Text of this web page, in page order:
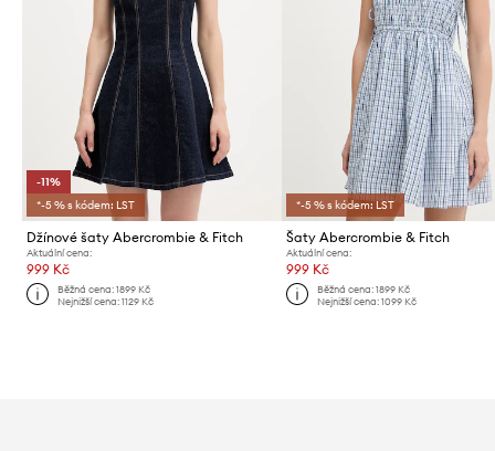
-11%
*-5 % s kódem: LST
Džínové šaty Abercrombie & Fitch
Aktuální cena:
999 Kč
Běžná cena:1899 Kč
Nejnižší cena:1129 Kč
*-5 % s kódem: LST
Šaty Abercrombie & Fitch
Aktuální cena:
999 Kč
Běžná cena: 1899 Kč
Nejnižší cena: 1099 Kč